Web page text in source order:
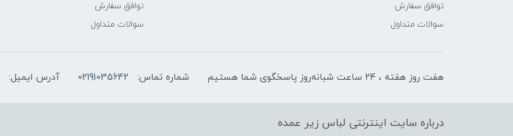
توافق سفارش
سوالات متداول
توافق سفارش
سوالات متداول
هفت روز هفته ، ۲۴ ساعت شبانه‌روز پاسخگوی شما هستیم شماره تماس: 02191035642 آدرس ایمیل:
درباره سایت اینترنتی لباس زیر عمده